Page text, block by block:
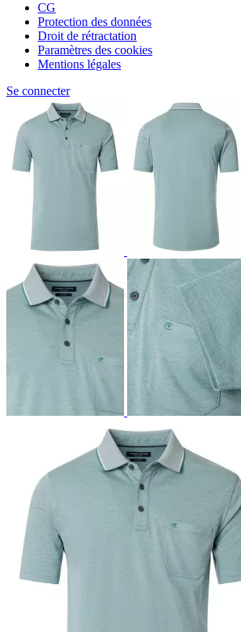
CG
Protection des données
Droit de rétractation
Paramètres des cookies
Mentions légales
Se connecter